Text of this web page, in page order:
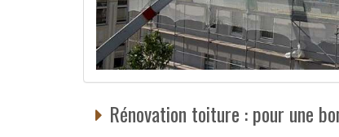
Rénovation toiture : pour une